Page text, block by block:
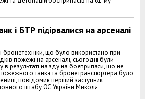
і БТР підірвалися на арсеналі
бронетехніки, що було використано при
пожежі на арсеналі, сьогодні були
в результаті наїзду на боєприпаси, що не
танка та бронетранспортера було
повідомив перший заступник
штабу ОС України Микола